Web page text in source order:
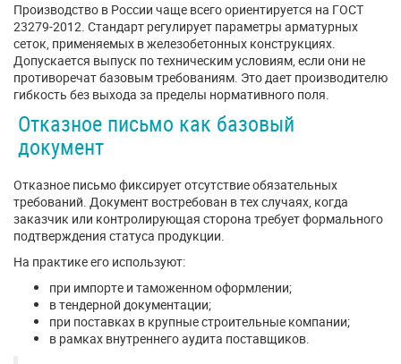
Производство в России чаще всего ориентируется на ГОСТ
23279-2012. Стандарт регулирует параметры арматурных
сеток, применяемых в железобетонных конструкциях.
Допускается выпуск по техническим условиям, если они не
противоречат базовым требованиям. Это дает производителю
гибкость без выхода за пределы нормативного поля.
Отказное письмо как базовый
документ
Отказное письмо фиксирует отсутствие обязательных
требований. Документ востребован в тех случаях, когда
заказчик или контролирующая сторона требует формального
подтверждения статуса продукции.
На практике его используют:
при импорте и таможенном оформлении;
в тендерной документации;
при поставках в крупные строительные компании;
в рамках внутреннего аудита поставщиков.